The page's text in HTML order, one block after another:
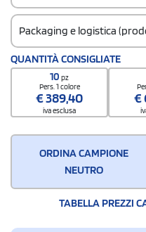
Packaging e logistica
Codice doganale
42029291
QUANTITÀ CONSIGLIATE
10pz
Pers. 1 colore
€389,40
iva esclusa
€
ORDINA CAMPIONE
NEUTRO
TABELLA PREZZI